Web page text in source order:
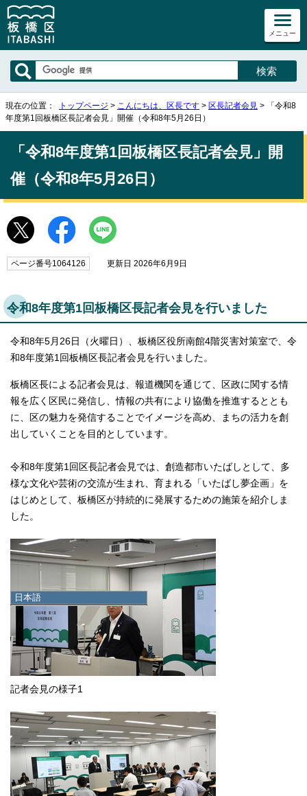
メニュー
日本語
日本語
한국어
简体中文
繁體中文
現在の位置： トップページ > こんにちは、区長です > 区長記者会見 > 「令和8
年度第1回板橋区長記者会見」開催（令和8年5月26日）
「令和8年度第1回板橋区長記者会見」開
催（令和8年5月26日）
ページ番号1064126 更新日 2026年6月9日
令和8年度第1回板橋区長記者会見を行いました
令和8年5月26日（火曜日）、板橋区役所南館4階災害対策室で、令
和8年度第1回板橋区長記者会見を行いました。
板橋区長による記者会見は、報道機関を通じて、区政に関する情
報を広く区民に発信し、情報の共有により協働を推進するととも
に、区の魅力を発信することでイメージを高め、まちの活力を創
出していくことを目的としています。
令和8年度第1回区長記者会見では、創造都市いたばしとして、多
様な文化や芸術の交流が生まれ、育まれる「いたばし夢企画」を
はじめとして、板橋区が持続的に発展するための施策を紹介しま
した。
記者会見の様子1